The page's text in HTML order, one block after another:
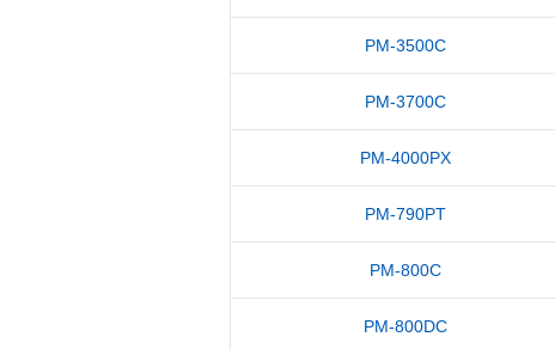
PM-3500C
PM-3700C
PM-4000PX
PM-790PT
PM-800C
PM-800DC